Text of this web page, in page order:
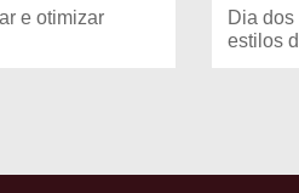
e otimizar
Dia
estilos